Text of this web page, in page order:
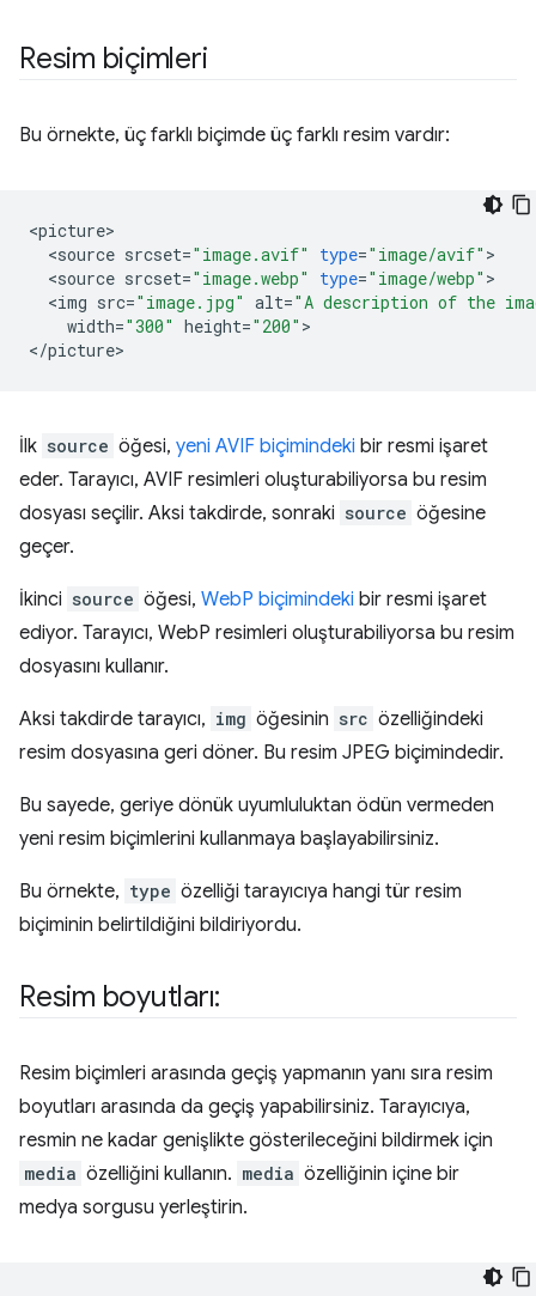
Resim biçimleri
Bu örnekte, üç farklı biçimde üç farklı resim vardır:
<picture
<source srcset="image.avif" type="image/avif"
<source srcset="image.webp" type="image/webp"
<img src="image.jpg" alt="A description of the
width="300" height="200" >
</picture
İlk source öğesi, yeni AVIF biçimindeki bir resmi işaret
eder. Tarayıcı, AVIF resimleri oluşturabiliyorsa bu resim
dosyası seçilir. Aksi takdirde, sonraki source öğesine
geçer.
İkinci source öğesi, WebP biçimindeki bir resmi işaret
ediyor. Tarayıcı, WebP resimleri oluşturabiliyorsa bu resim
dosyasını kullanır.
Aksi takdirde tarayıcı, img öğesinin src özelliğindeki
resim dosyasına geri döner. Bu resim JPEG biçimindedir.
Bu sayede, geriye dönük uyumluluktan ödün vermeden
yeni resim biçimlerini kullanmaya başlayabilirsiniz.
Bu örnekte, type özelliği tarayıcıya hangi tür resim
biçiminin belirtildiğini bildiriyordu.
Resim boyutları:
Resim biçimleri arasında geçiş yapmanın yanı sıra resim
boyutları arasında da geçiş yapabilirsiniz. Tarayıcıya,
resmin ne kadar genişlikte gösterileceğini bildirmek için
media özelliğini kullanın. media özelliğinin içine bir
medya sorgusu yerleştirin.